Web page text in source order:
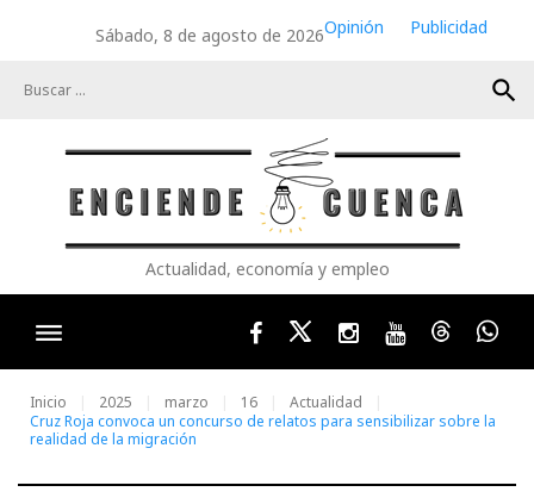
Sábado, 8 de agosto de 2026Opinión
Publicidad
search
Actualidad, economía y empleo
FacebookTwitterInstagram
YoutubeThreads
Inicio 2025 marzo 16
Actualidad
Cruz Roja convoca un concurso de relatos para sensibilizar sobre la
realidad de la migración